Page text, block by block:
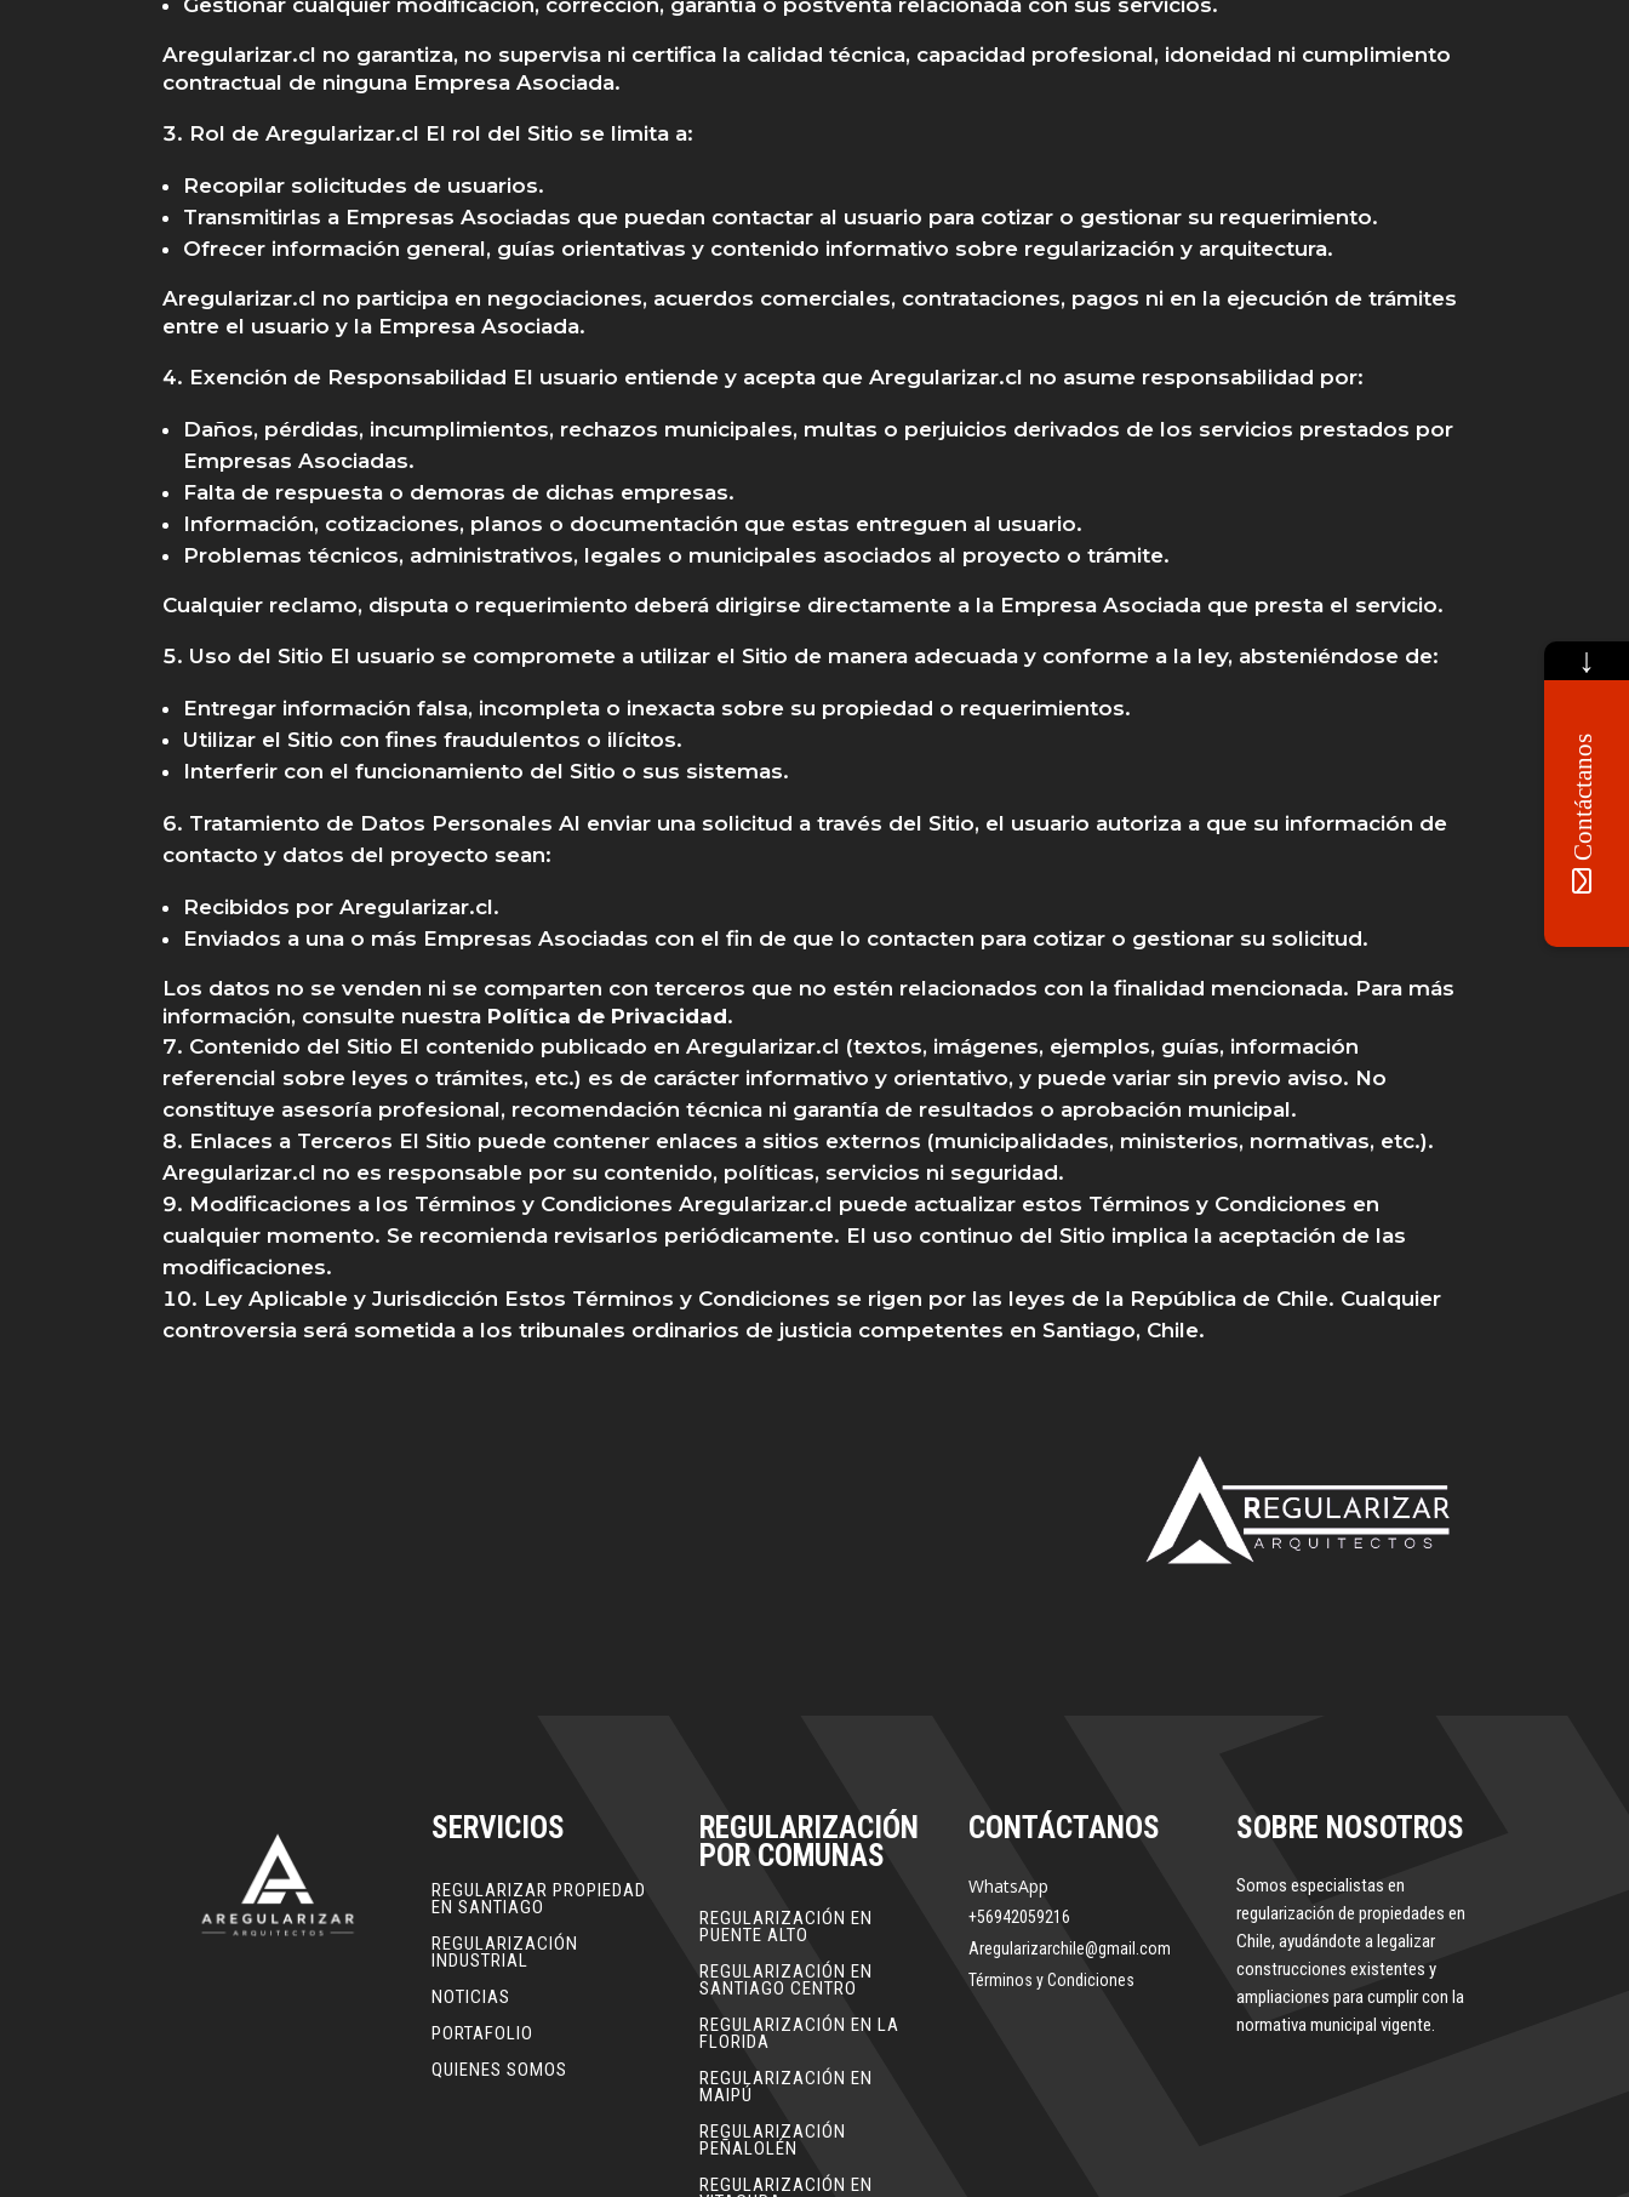
Aregularizar.cl no garantiza, no supervisa ni certifica la calidad técnica, capacidad profesional, idoneidad ni cumplimiento
contractual de ninguna Empresa Asociada.
Rol de Aregularizar.cl El rol del Sitio se limita a:
Recopilar solicitudes de usuarios.
Transmitirlas a Empresas Asociadas que puedan contactar al usuario para cotizar o gestionar su requerimiento.
Ofrecer información general, guías orientativas y contenido informativo sobre regularización y arquitectura.
Aregularizar.cl no participa en negociaciones, acuerdos comerciales, contrataciones, pagos ni en la ejecución de trámites
entre el usuario y la Empresa Asociada.
Exención de Responsabilidad El usuario entiende y acepta que Aregularizar.cl no asume responsabilidad por:
Daños, pérdidas, incumplimientos, rechazos municipales, multas o perjuicios derivados de los servicios prestados por
Empresas Asociadas.
Falta de respuesta o demoras de dichas empresas.
Información, cotizaciones, planos o documentación que estas entreguen al usuario.
Problemas técnicos, administrativos, legales o municipales asociados al proyecto o trámite.
Cualquier reclamo, disputa o requerimiento deberá dirigirse directamente a la Empresa Asociada que presta el servicio.
Uso del Sitio El usuario se compromete a utilizar el Sitio de manera adecuada y conforme a la ley, absteniéndose de:
Entregar información falsa, incompleta o inexacta sobre su propiedad o requerimientos.
Utilizar el Sitio con fines fraudulentos o ilícitos.
Interferir con el funcionamiento del Sitio o sus sistemas.
Tratamiento de Datos Personales Al enviar una solicitud a través del Sitio, el usuario autoriza a que su información de
contacto y datos del proyecto sean:
Recibidos por Aregularizar.cl.
Enviados a una o más Empresas Asociadas con el fin de que lo contacten para cotizar o gestionar su solicitud.
Los datos no se venden ni se comparten con terceros que no estén relacionados con la finalidad mencionada. Para más
información, consulte nuestra Política de Privacidad.
Contenido del Sitio El contenido publicado en Aregularizar.cl (textos, imágenes, ejemplos, guías, información
referencial sobre leyes o trámites, etc.) es de carácter informativo y orientativo, y puede variar sin previo aviso. No
constituye asesoría profesional, recomendación técnica ni garantía de resultados o aprobación municipal.
Enlaces a Terceros El Sitio puede contener enlaces a sitios externos (municipalidades, ministerios, normativas, etc.).
Aregularizar.cl no es responsable por su contenido, políticas, servicios ni seguridad.
Modificaciones a los Términos y Condiciones Aregularizar.cl puede actualizar estos Términos y Condiciones en
cualquier momento. Se recomienda revisarlos periódicamente. El uso continuo del Sitio implica la aceptación de las
modificaciones.
Ley Aplicable y Jurisdicción Estos Términos y Condiciones se rigen por las leyes de la República de Chile. Cualquier
controversia será sometida a los tribunales ordinarios de justicia competentes en Santiago, Chile.
SERVICIOS
REGULARIZAR PROPIEDAD
EN SANTIAGO
REGULARIZACIÓN
INDUSTRIAL
NOTICIAS
PORTAFOLIO
QUIENES SOMOS
REGULARIZACIÓN
POR COMUNAS
REGULARIZACIÓN EN
PUENTE ALTO
REGULARIZACIÓN EN
SANTIAGO CENTRO
REGULARIZACIÓN EN LA
FLORIDA
REGULARIZACIÓN EN
MAIPÚ
REGULARIZACIÓN
PEÑALOLÉN
REGULARIZACIÓN EN
CONTÁCTANOS
WhatsApp
+56942059216
Aregularizarchile@gmail.com
Términos y Condiciones
SOBRE NOSOTROS
Somos especialistas en
regularización de propiedades en
Chile, ayudándote a legalizar
construcciones existentes y
ampliaciones para cumplir con la
normativa municipal vigente.
↓
Contáctanos